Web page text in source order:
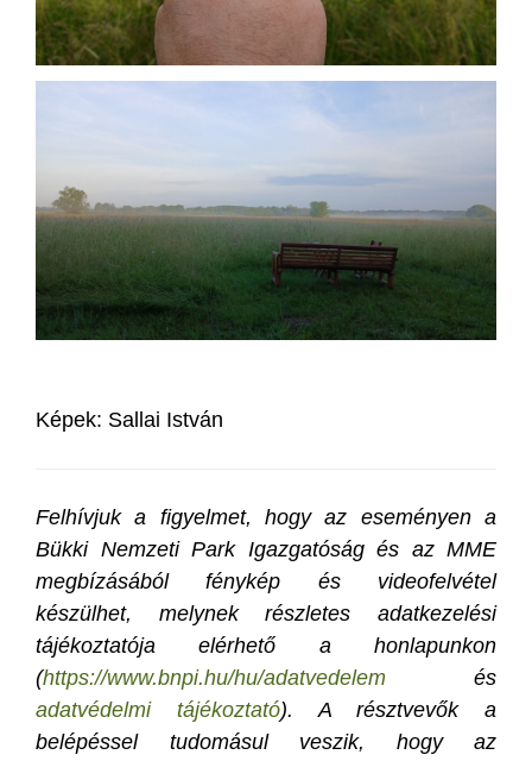
Képek: Sallai István
Felhívjuk a figyelmet, hogy az eseményen a
Bükki Nemzeti Park Igazgatóság és az MME
megbízásából fénykép és videofelvétel
készülhet, melynek részletes adatkezelési
tájékoztatója elérhető a honlapunkon
(https://www.bnpi.hu/hu/adatvedelem és
adatvédelmi tájékoztató). A résztvevők a
belépéssel tudomásul veszik, hogy az